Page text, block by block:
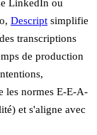
LinkedIn ou
Descript simplifie
transcriptions
de production
les normes E-E-A-
et s'aligne avec